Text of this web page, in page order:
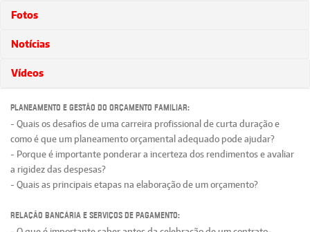
Fotos
Notícias
Vídeos
Planeamento e gestão do orçamento familiar:
- Quais os desafios de uma carreira profissional de curta duração e
como é que um planeamento orçamental adequado pode ajudar?
- Porque é importante ponderar a incerteza dos rendimentos e avaliar
a rigidez das despesas?
- Quais as principais etapas na elaboração de um orçamento?
Relação bancária e serviços de pagamento: